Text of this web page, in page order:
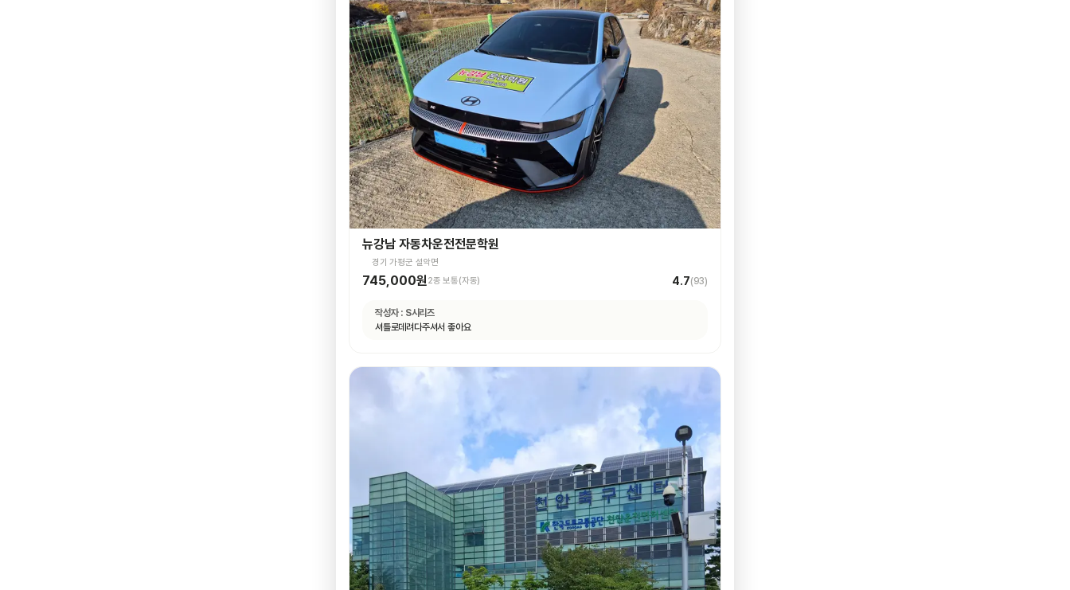
뉴강남 자동차운전전문학원
경기 가평군 설악면
745,000원2종 보통(자동) 4.7(93)
작성자 : S시리즈
셔틀로데려다주셔서 좋아요